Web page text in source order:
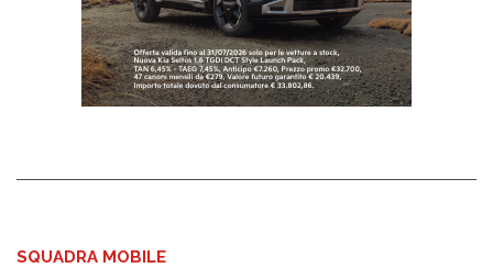
SQUADRA MOBILE